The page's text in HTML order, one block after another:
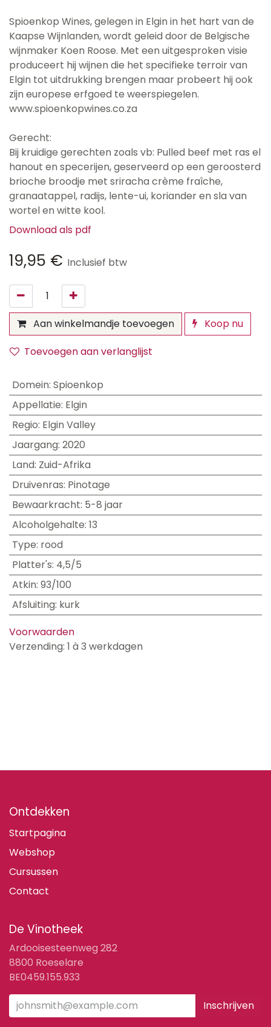
Spioenkop Wines, gelegen in Elgin in het hart van de
Kaapse Wijnlanden, wordt geleid door de Belgische
wijnmaker Koen Roose. Met een uitgesproken visie
produceert hij wijnen die het specifieke terroir van
Elgin tot uitdrukking brengen maar probeert hij ook
zijn europese erfgoed te weerspiegelen.
www.spioenkopwines.co.za
Gerecht:
Bij kruidige gerechten zoals vb: Pulled beef met ras el
hanout en specerijen, geserveerd op een geroosterd
brioche broodje met sriracha crème fraîche,
granaatappel, radijs, lente-ui, koriander en sla van
wortel en witte kool.
Download als pdf
19,95 € Inclusief btw
Aan winkelmandje toevoegen
Koop nu
Toevoegen aan verlanglijst
Domein: Spioenkop
Appellatie: Elgin
Regio: Elgin Valley
Jaargang: 2020
Land: Zuid-Afrika
Druivenras: Pinotage
Bewaarkracht: 5-8 jaar
Alcoholgehalte: 13
Type: rood
Platter's: 4,5/5
Atkin: 93/100
Afsluiting: kurk
Voorwaarden
Verzending: 1 à 3 werkdagen
Ontdekken
Startpagina
Webshop
Cursussen
Contact
De Vinotheek
Ardooisesteenweg 282
8800 Roeselare
BE0459.155.933
Inschrijven